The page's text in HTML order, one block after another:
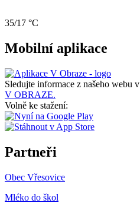
35/17 °C
Mobilní aplikace
Sledujte informace z našeho webu v
V OBRAZE.
Volně ke stažení:
Partneři
Obec Vřesovice
Mléko do škol